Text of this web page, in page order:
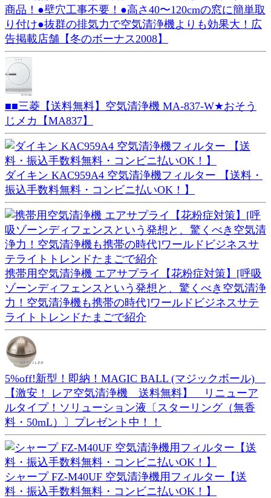
商品！●壁穴工事不要！●高さ40〜120cmの窓に簡単取
り付け●抜群の排気力で空気清浄機よりも効果大！広
告掲載店舗【冬のボーナス2008】
■■三菱【送料無料】空気清浄機 MA-837-W★おそう
じメカ【MA837】
ダイキン KAC959A4 空気清浄機フィルター 【送料・
振込手数料無料・コンビニ払いOK！】
携帯用空気清浄機 エアサプライ【花粉症対策】[呼吸
ゾーンディフェンスという発想と、驚くべき空気清浄
力！空気清浄機も携帯の時代]ワールドビジネスサテ
ライトトレンドたまごで紹介
5%off!新型！即納！MAGIC BALL (マジックボール)
【激安！ レア空気清浄機 送料無料】 リニューア
ルタイプ！ソリューション液〔スターリング（無香
料・50mL）〕プレゼント中！！
シャープ FZ-M40UF 空気清浄機用フィルター【送
料・振込手数料無料・コンビニ払いOK！】